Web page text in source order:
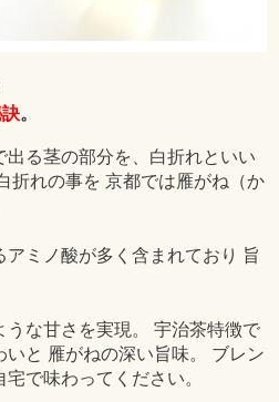
。
る茎の部分を、白折れといい
折れの事を 京都では雁がね（か
ミノ酸が多く含まれており 旨
な甘さを実現。 宇治茶特徴で
と 雁がねの深い旨味。 ブレン
で味わってください。